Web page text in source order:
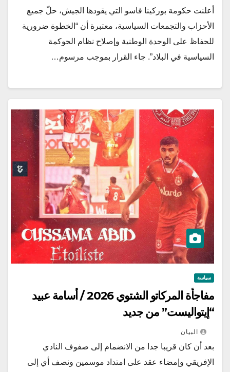
أعلنت حكومة بوركينا فاسو التي يقودها الجيش، حلّ جميع
الأحزاب والتجمعات السياسية، معتبرة أن “الخطوة ضرورية
للحفاظ على الوحدة الوطنية وإصلاح نظام الحوكمة
السياسية في البلاد”. جاء القرار بموجب مرسوم…
سياسة
مفاجأة المركاتو الشتوي 2026 / أسامة عبيد
“إيتواليست” من جديد
البيان
بعد أن كان قريبا جدا من الانضمام إلى صفوف النادي
الإفريقي وإمضاء عقد على امتداد موسمين ونصف أي إلى